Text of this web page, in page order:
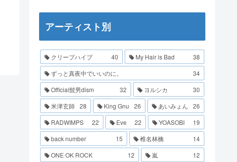
アーティスト別
クリープハイプ 40 My Hair is Bad
38
ずっと真夜中でいいのに。
34
Official髭男dism
32 ヨルシカ
30
米津玄師 28 King Gnu 26 あいみょん
26
RADWIMPS
22 Eve 22 YOASOBI
19
back number
15 椎名林檎
14
ONE OK ROCK
12 嵐
12